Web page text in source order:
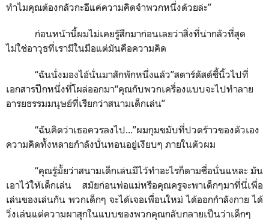
ทำไมคุณต้องกลัวกะอีแค่ความคิดจำพวกหนึ่งด้วยล่ะ”
ก่อนหน้านี้ผมไม่เคยรู้สึกมาก่อนเลยว่าสิ่งที่น่ากลัวที่สุด
ไม่ใช่อาวุธที่เรามีในมือแต่มันคือความคิด
“ฉันนั่งมองไอ้นั่นมาสักพักหนึ่งแล้ว”สตาร์ดัสต์ชี้นิ้วไปที่
เอกสารปึกหนึ่งที่โผล่ออกมา“คุณกับพวกเครื่องแบบจะไปทำลาย
อารยธรรมมนุษย์ที่เรียกว่าสนามเด็กเล่น”
“ฉันคิดว่าเธอควรลงไป...”ผมกุมขมับที่ปวดร้าวของตัวเอง
ความคิดทั้งหลายกำลังบั่นทอนอยู่เงียบๆ ภายในตัวผม
“คุณรู้มั้ยว่าสนามเด็กเล่นมีไว้ทำอะไรก็ตามชื่อนั่นแหละ มัน
เอาไว้ให้เด็กเล่น สมัยก่อนพ่อแม่หรือคุณครูจะพาเด็กๆมาที่นี่เพื่อ
เล่นของเล่นกัน พวกเด็กๆ จะได้เจอเพื่อนใหม่ ได้ออกกำลังกาย ได้
วิ่งเล่นแต่ความผาสุกในแบบของพวกคุณกลับกลายเป็นว่าเด็กๆ